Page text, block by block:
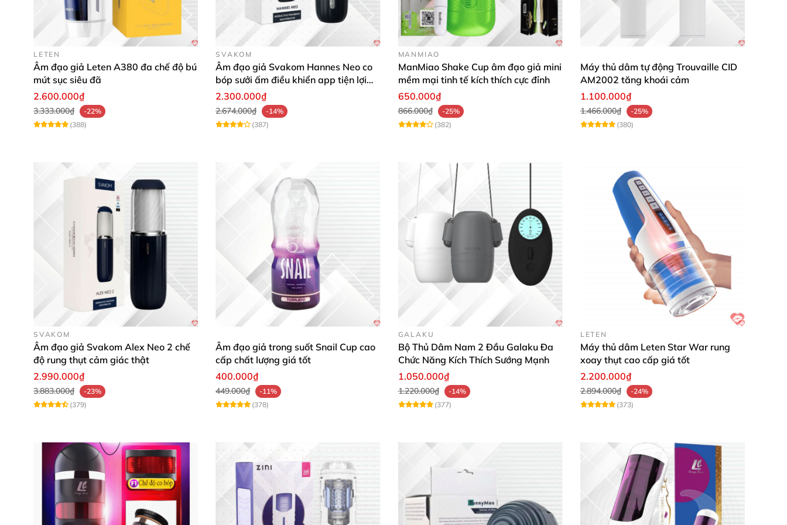
Về thiết kếthì Âm đạo giả dạng cốc Galaku là dạng trong suốt nên khi sử dụng bạncó thể nhìn thấy của mình ở bên trong
những vậy hình dáng
của nó khá độc đáo trông như chai Bowling mang đến cho bạn những nguồn cảm hứng sáng tạo trong mỗi cuộc vui
được nhiều cực khoái
LETEN
Âm đạo giả Leten A380 đa chế độ bú
mút sục siêu đã
2.600.000₫
3.333.000₫
-22%
(388)
SVAKOM
Âm đạo giả Svakom Hannes Neo co
bóp sưởi ấm điều khiển app tiện lợi
kích thích mạnh mẽ
2.300.000₫
2.674.000₫
-14%
(387)
MANMIAO
ManMiao Shake Cup âm đạo giả mini
mềm mại tinh tế kích thích cực đỉnh
650.000₫
866.000₫
-25%
(382)
Máy thủ dâm tự động Trouvaille CID
AM2002 tăng khoái cảm
1.100.000₫
1.466.000₫
-25%
(380)
SVAKOM
Âm đạo giả Svakom Alex Neo 2 chế
độ rung thụt cảm giác thật
2.990.000₫
3.883.000₫
-23%
(379)
Âm đạo giả trong suốt Snail Cup cao
cấp chất lượng giá tốt
400.000₫
449.000₫
-11%
(378)
GALAKU
Bộ Thủ Dâm Nam 2 Đầu Galaku Đa
Chức Năng Kích Thích Sướng Mạnh
1.050.000₫
1.220.000₫
-14%
(377)
LETEN
Máy thủ dâm Leten Star War rung
xoay thụt cao cấp giá tốt
2.200.000₫
2.894.000₫
-24%
(373)